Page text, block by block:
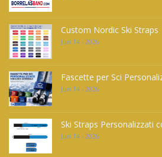
Custom Nordic Ski Straps
Jun 14 - 2026
Fascette per Sci
Jun 14 - 2026
Ski Straps Personalizzati
Jun 14 - 2026